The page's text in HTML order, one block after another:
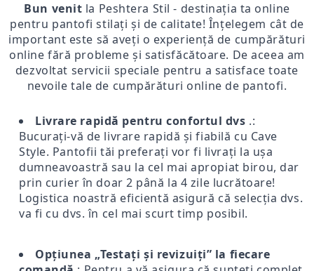
Bun venit la Peshtera Stil - destinația ta online
pentru pantofi stilați și de calitate! Înțelegem cât de
important este să aveți o experiență de cumpărături
online fără probleme și satisfăcătoare. De aceea am
dezvoltat servicii speciale pentru a satisface toate
nevoile tale de cumpărături online de pantofi.
Livrare rapidă pentru confortul dvs .:
Bucurați-vă de livrare rapidă și fiabilă cu Cave
Style. Pantofii tăi preferați vor fi livrați la ușa
dumneavoastră sau la cel mai apropiat birou, dar
prin curier în doar 2 până la 4 zile lucrătoare!
Logistica noastră eficientă asigură că selecția dvs.
va fi cu dvs. în cel mai scurt timp posibil.
Opțiunea „Testați și revizuiți” la fiecare